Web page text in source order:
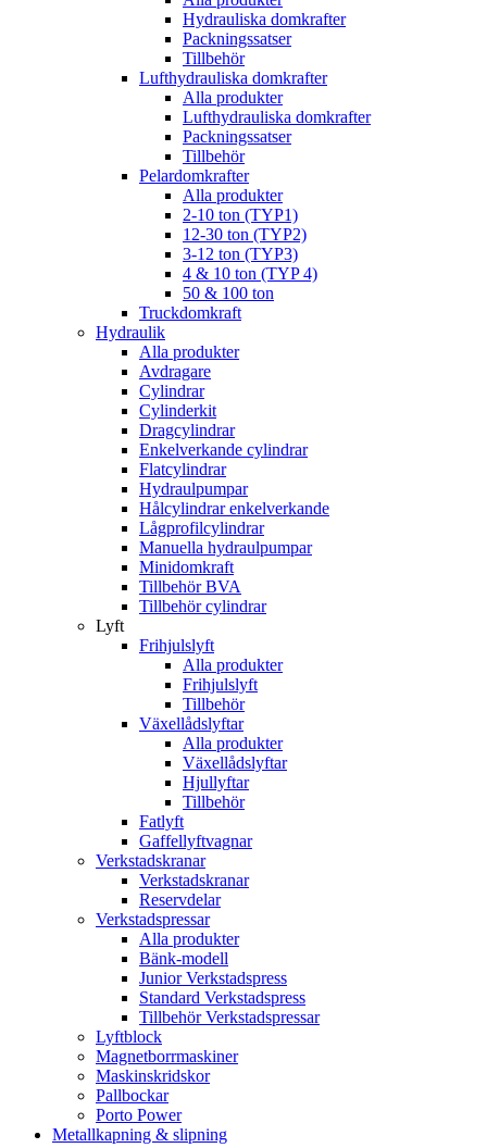
Hydrauliska domkrafter
Packningssatser
Tillbehör
Lufthydrauliska domkrafter
Alla produkter
Lufthydrauliska domkrafter
Packningssatser
Tillbehör
Pelardomkrafter
Alla produkter
2-10 ton (TYP1)
12-30 ton (TYP2)
3-12 ton (TYP3)
4 & 10 ton (TYP 4)
50 & 100 ton
Truckdomkraft
Hydraulik
Alla produkter
Avdragare
Cylindrar
Cylinderkit
Dragcylindrar
Enkelverkande cylindrar
Flatcylindrar
Hydraulpumpar
Hålcylindrar enkelverkande
Lågprofilcylindrar
Manuella hydraulpumpar
Minidomkraft
Tillbehör BVA
Tillbehör cylindrar
Lyft
Frihjulslyft
Alla produkter
Frihjulslyft
Tillbehör
Växellådslyftar
Alla produkter
Växellådslyftar
Hjullyftar
Tillbehör
Fatlyft
Gaffellyftvagnar
Verkstadskranar
Verkstadskranar
Reservdelar
Verkstadspressar
Alla produkter
Bänk-modell
Junior Verkstadspress
Standard Verkstadspress
Tillbehör Verkstadspressar
Lyftblock
Magnetborrmaskiner
Maskinskridskor
Pallbockar
Porto Power
Metallkapning & slipning